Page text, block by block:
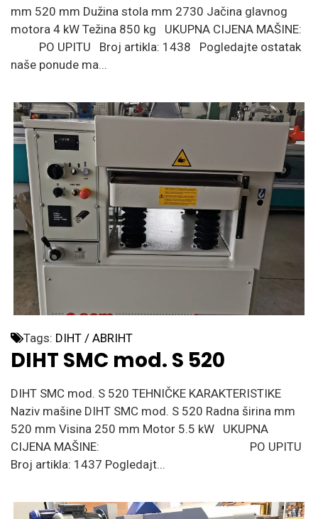
mm 520 mm Dužina stola mm 2730 Jačina glavnog
motora 4 kW Težina 850 kg UKUPNA CIJENA MAŠINE:
PO UPITU Broj artikla: 1438 Pogledajte ostatak
naše ponude ma...
Tags: DIHT / ABRIHT
DIHT SMC mod. S 520
DIHT SMC mod. S 520 TEHNIČKE KARAKTERISTIKE
Naziv mašine DIHT SMC mod. S 520 Radna širina mm
520 mm Visina 250 mm Motor 5.5 kW UKUPNA
CIJENA MAŠINE: PO UPITU
Broj artikla: 1437 Pogledajt...